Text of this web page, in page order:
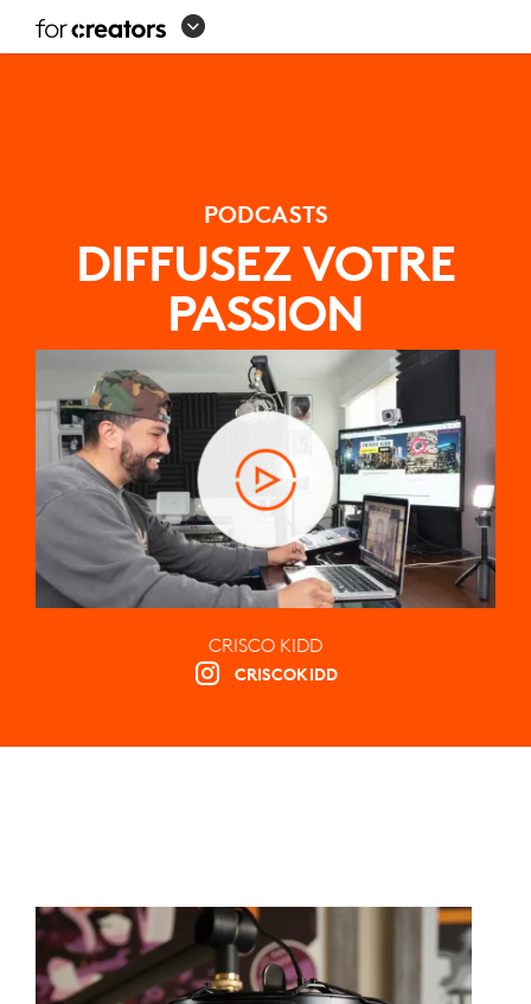
CONFIGURATION
PODCASTS
DIFFUSEZ VOTRE
PASSION
CRISCO KIDD
CRISCOKIDD